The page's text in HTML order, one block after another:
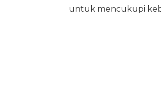
untuk mencukupi